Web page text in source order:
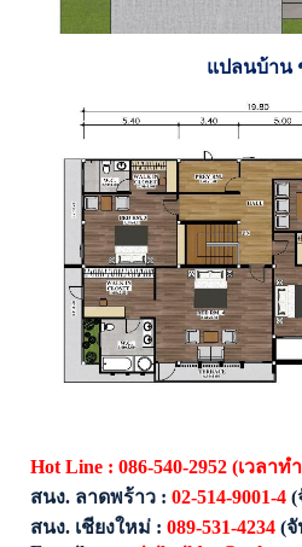
แปลนบ้าน
Hot Line : 086-540-2952 (เวลาท
สนง. ลาดพร้าว : 02-514-9001-4 (
สนง. เชียงใหม่ : 089-531-4234 (จั